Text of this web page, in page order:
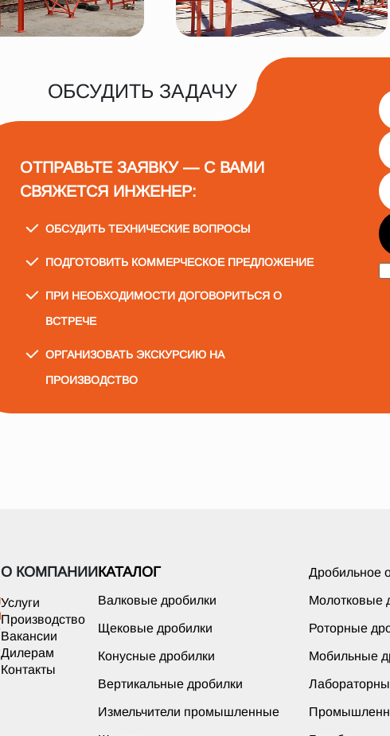
ОБСУДИТЬ ЗАДАЧУ
ОТПРАВЬТЕ ЗАЯВКУ — С ВАМИ
СВЯЖЕТСЯ ИНЖЕНЕР:
ОБСУДИТЬ ТЕХНИЧЕСКИЕ ВОПРОСЫ
ПОДГОТОВИТЬ КОММЕРЧЕСКОЕ ПРЕДЛОЖЕНИЕ
ПРИ НЕОБХОДИМОСТИ ДОГОВОРИТЬСЯ О
ВСТРЕЧЕ
ОРГАНИЗОВАТЬ ЭКСКУРСИЮ НА
ПРОИЗВОДСТВО
О КОМПАНИИ
Услуги
Производство
Вакансии
Дилерам
Контакты
КАТАЛОГ Дробильное
Валковые дробилки Молотковые
Щековые дробилки Роторные
Конусные дробилки Мобильные
Вертикальные дробилки
Измельчители промышленные